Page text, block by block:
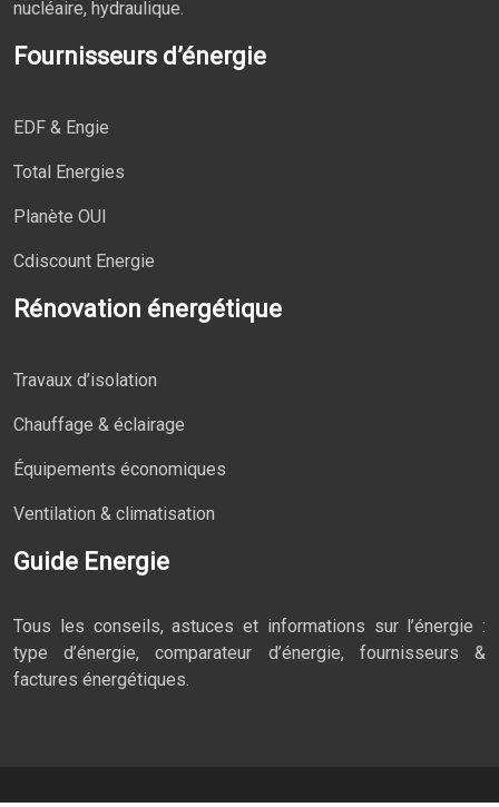
nucléaire, hydraulique.
Fournisseurs d’énergie
EDF & Engie
Total Energies
Planète OUI
Cdiscount Energie
Rénovation énergétique
Travaux d’isolation
Chauffage & éclairage
Équipements économiques
Ventilation & climatisation
Guide Energie
Tous les conseils, astuces et informations sur l’énergie :
type d’énergie, comparateur d’énergie, fournisseurs &
factures énergétiques.